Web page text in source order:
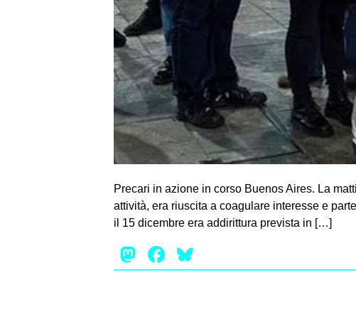
Precari in azione in corso Buenos Aires. La
attività, era riuscita a coagulare interesse e
il 15 dicembre era addirittura prevista in […]
Mastodon
Facebook